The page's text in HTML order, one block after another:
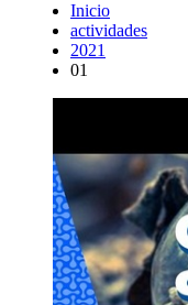
Inicio
actividades
2021
01